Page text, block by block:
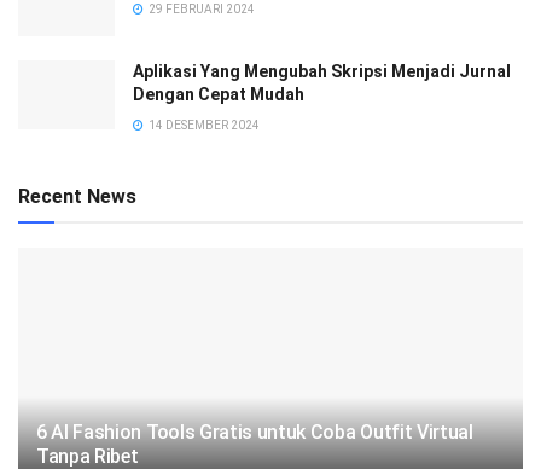
29 FEBRUARI 2024
Aplikasi Yang Mengubah Skripsi Menjadi Jurnal
Dengan Cepat Mudah
14 DESEMBER 2024
Recent News
6 AI Fashion Tools Gratis untuk Coba Outfit Virtual
Tanpa Ribet